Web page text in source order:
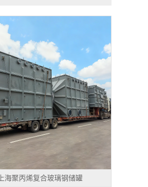
上海聚丙烯复合玻璃钢储罐